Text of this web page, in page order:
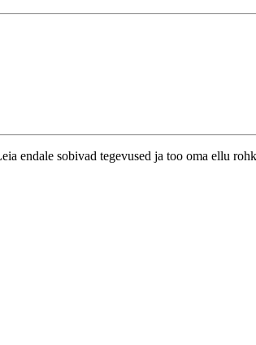
endale sobivad tegevused ja too oma ellu